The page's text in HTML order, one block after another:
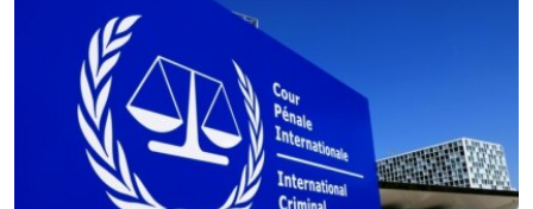
ᲛᲝᲚᲐᲞᲐᲠᲐᲙᲔ ᲢᲔᲥᲡᲢᲔᲑᲘ
ᲨᲘᲜ - ᲣᲪᲮᲝᲔᲗᲨᲘ
ᲚᲘᲢᲔᲠᲐᲢᲣᲠᲣᲚᲘ ᲬᲐᲮᲜᲐᲒᲔᲑᲘ
ᲐᲛᲔᲠᲘᲙᲣᲚᲘ ᲛᲝᲗᲮᲠᲝᲑᲐ
ᲘᲛᲞᲔᲠᲘᲐ ᲓᲐ ᲠᲐᲓᲘᲝ
ᲩᲔᲛᲘ ᲡᲘᲙᲕᲓᲘᲚᲘᲡ ᲛᲘᲖᲔᲖᲘᲐ COVID-19
11 ᲬᲔᲚᲘ - 11 ᲐᲛᲑᲐᲕᲘ
ᲡᲐᲞᲐᲠᲚᲐᲛᲔᲜᲢᲝ ᲐᲠᲩᲔᲕᲜᲔᲑᲘᲡ ᲘᲡᲢᲝᲠᲘᲐ
ᲑᲐᲕᲨᲕᲔᲑᲘ ᲞᲠᲝᲡᲢᲘᲢᲣᲪᲘᲐᲨᲘ - ᲐᲛᲝᲣᲗᲥᲛᲔᲚᲘ ᲐᲛᲑᲐᲕᲘ
5 ᲐᲛᲑᲐᲕᲘ - 20 ᲘᲕᲜᲘᲡᲡ ᲓᲐᲨᲐᲕᲔᲑᲣᲚᲔᲑᲘ
ᲒᲐᲛᲝᲘᲬᲔᲠᲔ
რთე/რთ-ის ყველა საიტი